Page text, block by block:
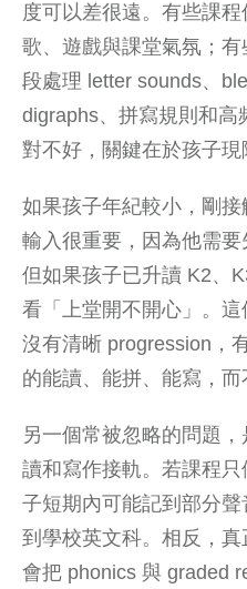
度可以差很遠。有些課
歌、遊戲與課堂氣氛；
段處理 letter sounds、
digraphs、拼寫規則和高
對不好，關鍵在於孩子現
如果孩子年紀較小，剛
輸入很重要，因為他需要
但如果孩子已升讀 K2、
看「上堂開不開心」。
沒有清晰 progression，
的能讀、能拼、能寫，而
另一個常被忽略的問題
讀和寫作接軌。若課程
子短期內可能記到部分
到學校英文科。相反，
會把 phonics 與 graded